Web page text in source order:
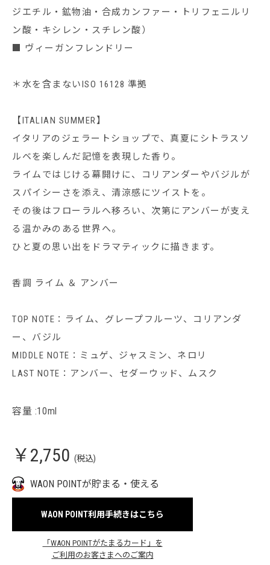
ジエチル・鉱物油・合成カンファー・トリフェニルリ
ン酸・キシレン・スチレン酸）
■ ヴィーガンフレンドリー
＊水を含まないISO 16128 準拠
【ITALIAN SUMMER】
イタリアのジェラートショップで、真夏にシトラスソ
ルベを楽しんだ記憶を表現した香り。
ライムではじける幕開けに、コリアンダーやバジルが
スパイシーさを添え、清涼感にツイストを。
その後はフローラルへ移ろい、次第にアンバーが支え
る温かみのある世界へ。
ひと夏の思い出をドラマティックに描きます。
香調 ライム ＆ アンバー
TOP NOTE：ライム、グレープフルーツ、コリアンダ
ー、バジル
MIDDLE NOTE：ミュゲ、ジャスミン、ネロリ
LAST NOTE：アンバー、セダーウッド、ムスク
容量 :10ml
￥2,750 (税込)
WAON POINTが貯まる・使える
WAON POINT利用手続きはこちら
「WAON POINTがたまるカード」を
ご利用のお客さまへのご案内